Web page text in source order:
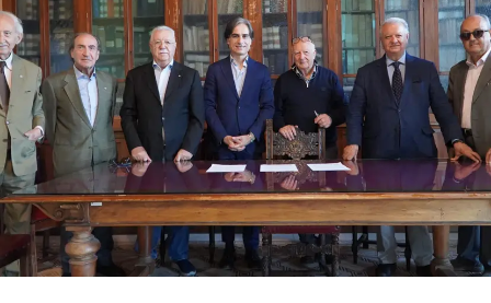
CULTURA
ECONOMIA E LAVORO
EVENTI
SPORT
Streaming
LAC TV